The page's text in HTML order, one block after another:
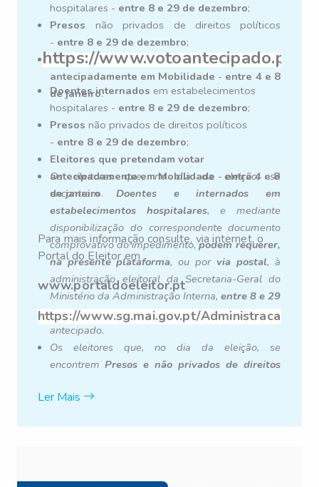
hospitalares - entre 8 e 29 de dezembro;
Presos não privados de direitos políticos
- entre 8 e 29 de dezembro;
Eleitores que pretendam votar
antecipadamente em Mobilidade - entre 4 e 8
de janeiro.
https://www.votoantecipado.pt/
Doentes internados em estabelecimentos
hospitalares - entre 8 e 29 de dezembro;
Presos não privados de direitos políticos
- entre 8 e 29 de dezembro;
Eleitores que pretendam votar
antecipadamente em Mobilidade -entre 4 e 8
de janeiro.
Os eleitores que, no dia da eleição, se
encontremDoentes e internados em
estabelecimentos hospitalares, e mediante
disponibilização do correspondente documento
comprovativo do impedimento,podem requerer,
na presente plataforma
, ou por via postal, à
administração eleitoral da Secretaria-Geral do
Ministério da Administração Interna,entre 8 e 29
de dezembroo exercício do direito de voto
antecipado.
Os eleitores que, no dia da eleição, se
encontremPresos e não privados de direitos
correspondente documento comprovativo do
Para mais informação consulte, via internet, o
Portal do Eleitor em
www.portaldoeleitor.pt
https://www.sg.mai.gov.pt/
Ler Mais